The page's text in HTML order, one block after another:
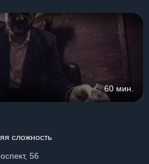
60 мин.
сложность
56